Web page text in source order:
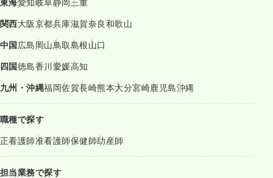
関西大阪京都兵庫滋賀奈良和歌山
中国広島岡山鳥取島根山口
四国徳島香川愛媛高知
九州・沖縄福岡佐賀長崎熊本大分宮崎鹿児島沖縄
職種で探す
正看護師准看護師保健師助産師
担当業務で探す